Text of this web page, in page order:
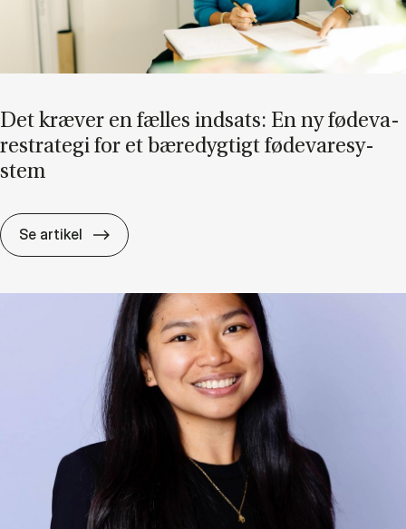
Det kræ­ver en fæl­les ind­sats: En ny fø­de­va­
re­stra­te­gi for et bæ­re­dyg­tigt fø­de­va­re­sy­
stem
Se artikel Det kræ­ver en fæl­les ind­sats: En ny